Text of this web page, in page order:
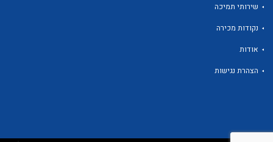
שירותי תמיכה
נקודות מכירה
אודות
הצהרת נגישות